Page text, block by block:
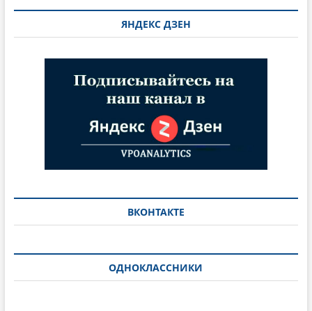
ЯНДЕКС ДЗЕН
ВКОНТАКТЕ
ОДНОКЛАССНИКИ